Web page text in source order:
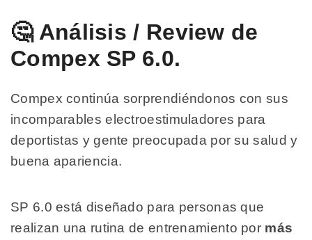
🤔 Análisis / Review de
Compex SP 6.0.
Compex continúa sorprendiéndonos con sus
incomparables electroestimuladores para
deportistas y gente preocupada por su salud y
buena apariencia.
SP 6.0 está diseñado para personas que
realizan una rutina de entrenamiento por más